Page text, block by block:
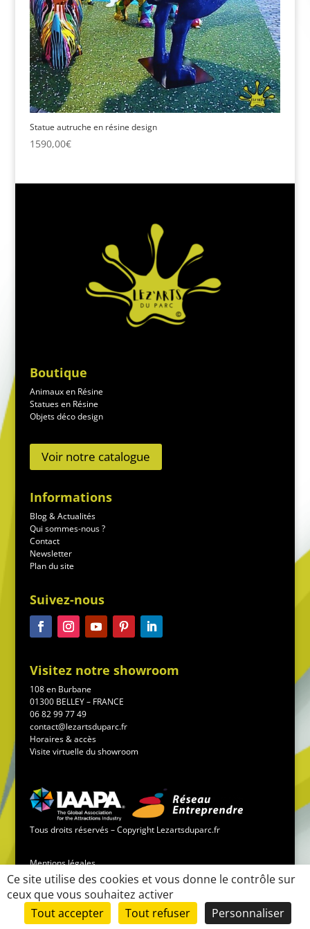
Statue autruche en résine design
1590,00€
Boutique
Animaux en Résine
Statues en Résine
Objets déco design
Voir notre catalogue
Informations
Blog & Actualités
Qui sommes-nous ?
Contact
Newsletter
Plan du site
Suivez-nous
Visitez notre showroom
108 en Burbane
01300 BELLEY – FRANCE
06 82 99 77 49
contact@lezartsduparc.fr
Horaires & accès
Visite virtuelle du showroom
Tous droits réservés – Copyright Lezartsduparc.fr
Mentions légales
Conditions générales de vente
Ce site utilise des cookies et vous donne le contrôle sur
ceux que vous souhaitez activer
Tout accepter
Tout refuser
Personnaliser